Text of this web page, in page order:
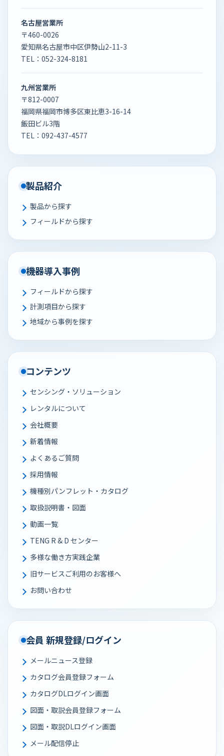
名古屋営業所
〒460-0026
愛知県名古屋市中区伊勢山2-11-3
TEL： 052-324-8181
九州営業所
〒812-0007
福岡県福岡市博多区東比恵3-16-14
飯田ビル3階
TEL： 092-437-4577
製品紹介
製品から探す
フィールドから探す
機器導入事例
フィールドから探す
計測項目から探す
地域から事例を探す
コンテンツ
センシング・ソリューション
レンタルについて
会社概要
新着情報
よくあるご質問
採用情報
機種別パンフレット・カタログ
取扱説明書・図面
動画一覧
TENG R & D センター
多様な働き⽅実践企業
旧サービスご利用のお客様へ
お問い合わせ
会員 新規登録/ログイン
メールニュース登録
カタログ会員登録フォーム
カタログDLログイン画面
図面・取説会員登録フォーム
図面・取説DLログイン画面
メール配信停止